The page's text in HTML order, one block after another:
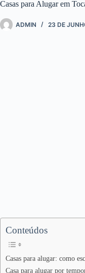
Casas para Alugar em
ADMIN 23 DE
Conteúdos
Casas para alugar: como
Casa para alugar por